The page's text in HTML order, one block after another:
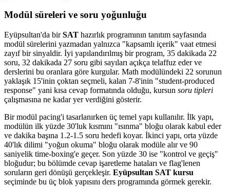
Modül süreleri ve soru yoğunluğu
Eyüpsultan'da birSAT hazırlık programının tanıtım sayfasında
modül sürelerini yazmadan yalnızca "kapsamlı içerik" vaat etmesi
zayıf bir sinyaldir. İyi yapılandırılmış bir program, 35 dakikada 22
soru, 32 dakikada 27 soru gibi sayıları açıkça telaffuz eder ve
derslerini bu oranlara göre kurgular. Math modülündeki 22 sorunun
yaklaşık 15'inin çoktan seçmeli, kalan 7-8'inin "student-produced
response" yani kısa cevap formatında olduğu, kursun soru tipleri
çalışmasına ne kadar yer verdiğini gösterir.
Bir modül pacing'i tasarlanırken üç temel yapı kullanılır. İlk yapı,
modülün ilk yüzde 30'luk kısmını "ısınma" bloğu olarak kabul eder
ve dakika başına 1.2-1.5 soru hedefi koyar. İkinci yapı, orta yüzde
40'lık dilimi "yoğun okuma" bloğu olarak modüle alır ve 90
saniyelik time-boxing'e geçer. Son yüzde 30 ise "kontrol ve geçiş"
bloğudur; bu bölümde cevap işaretleme hataları ve flag'lenen
soruların geri dönüşü gerçekleşir. Eyüpsultan SAT kursu
seçiminde bu üç blok yapısını ders programında görmek gerekir.